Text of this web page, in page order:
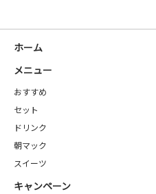
ホーム
メニュー
おすすめ
セット
ドリンク
朝マック
スイーツ
キャンペーン